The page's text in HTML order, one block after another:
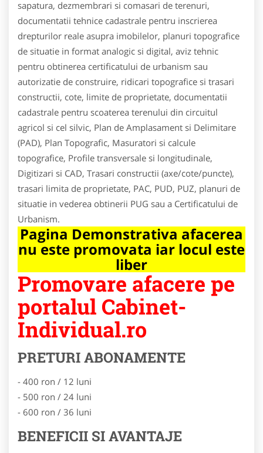
sapatura, dezmembrari si comasari de terenuri,
documentatii tehnice cadastrale pentru inscrierea
drepturilor reale asupra imobilelor, planuri topografice
de situatie in format analogic si digital, aviz tehnic
pentru obtinerea certificatului de urbanism sau
autorizatie de construire, ridicari topografice si trasari
constructii, cote, limite de proprietate, documentatii
cadastrale pentru scoaterea terenului din circuitul
agricol si cel silvic, Plan de Amplasament si Delimitare
(PAD), Plan Topografic, Masuratori si calcule
topografice, Profile transversale si longitudinale,
Digitizari si CAD, Trasari constructii (axe/cote/puncte),
trasari limita de proprietate, PAC, PUD, PUZ, planuri de
situatie in vederea obtinerii PUG sau a Certificatului de
Urbanism.
Pagina Demonstrativa afacerea
nu este promovata iar locul este
liber
Promovare afacere pe
portalul Cabinet-
Individual.ro
PRETURI ABONAMENTE
- 400 ron / 12 luni
- 500 ron / 24 luni
- 600 ron / 36 luni
BENEFICII SI AVANTAJE